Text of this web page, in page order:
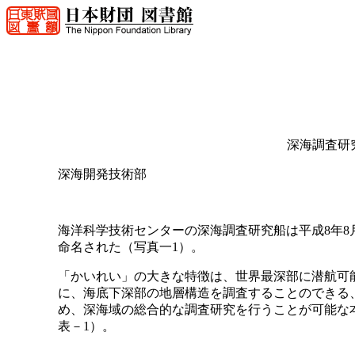
深海調査研
深海開発技術部
海洋科学技術センターの深海調査研究船は平成8年
命名された（写真一1）。
「かいれい」の大きな特徴は、世界最深部に潜航
に、海底下深部の地層構造を調査することのでき
め、深海域の総合的な調査研究を行うことが可能
表－1）。